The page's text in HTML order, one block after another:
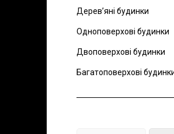
Дерев’яні будинки
Одноповерхові будинки
Двоповерхові будинки
Багатоповерхові